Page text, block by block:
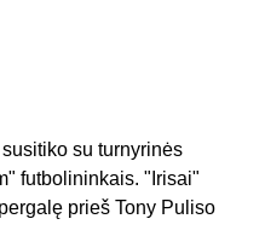
su turnyrinės
futbolininkais. "Irisai"
prieš Tony Puliso